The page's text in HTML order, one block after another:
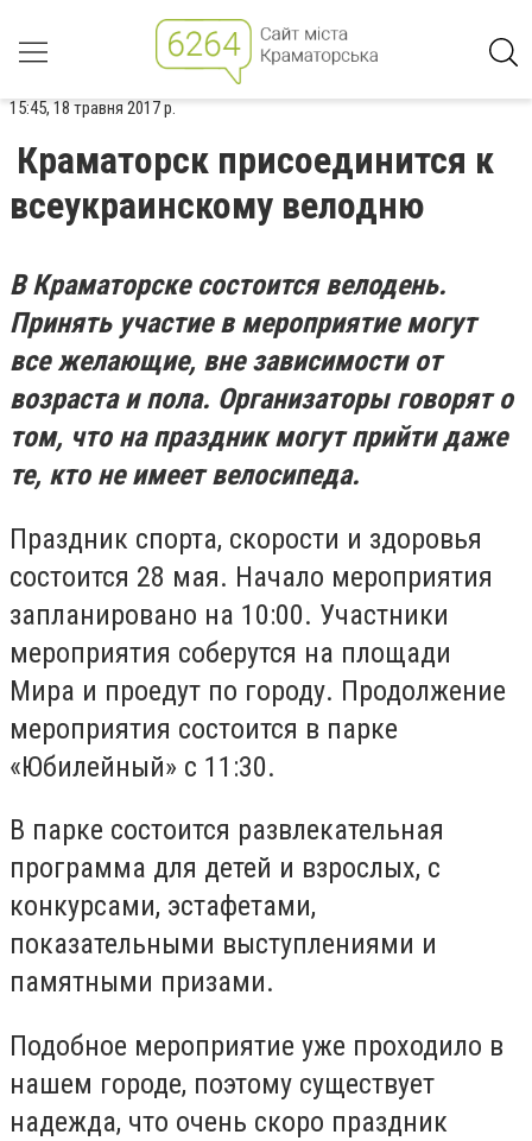
15:45, 18 травня 2017 р.
Краматорск присоединится к
всеукраинскому велодню
В Краматорске состоится велодень.
Принять участие в мероприятие могут
все желающие, вне зависимости от
возраста и пола. Организаторы говорят о
том, что на праздник могут прийти даже
те, кто не имеет велосипеда.
Праздник спорта, скорости и здоровья
состоится 28 мая. Начало мероприятия
запланировано на 10:00. Участники
мероприятия соберутся на площади
Мира и проедут по городу. Продолжение
мероприятия состоится в парке
«Юбилейный» с 11:30.
В парке состоится развлекательная
программа для детей и взрослых, с
конкурсами, эстафетами,
показательными выступлениями и
памятными призами.
Подобное мероприятие уже проходило в
нашем городе, поэтому существует
надежда, что очень скоро праздник